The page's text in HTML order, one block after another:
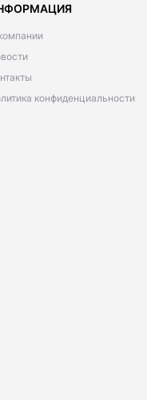
конфиденциальности